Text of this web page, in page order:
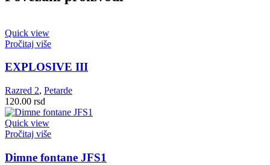
Quick view
Pročitaj više
EXPLOSIVE III
Razred 2, Petarde
120.00 rsd
Quick view
Pročitaj više
Dimne fontane JFS1